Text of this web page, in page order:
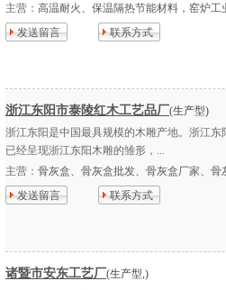
主营： 高温耐火、保温隔热节能材料，窑炉工
发送留言
联系方式
浙江东阳市泰陵红木工艺品厂(生产型)
浙江东阳是中国最具规模的木雕产地。浙江
已经呈现浙江东阳木雕的雏形，...
主营： 骨灰盒、骨灰盒批发、骨灰盒厂家、骨
发送留言
联系方式
诸暨市安东工艺厂(生产型,)